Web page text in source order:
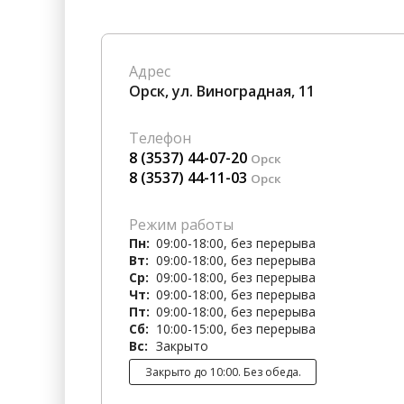
Бытовые услуги Курьерская служба,
Адрес
Орск, ул. Виноградная, 11
Телефон
8 (3537) 44-07-20 Орск
8 (3537) 44-11-03 Орск
Режим работы
Пн: 09:00-18:00, без перерыва
Вт: 09:00-18:00, без перерыва
Ср: 09:00-18:00, без перерыва
Чт: 09:00-18:00, без перерыва
Пт: 09:00-18:00, без перерыва
Сб: 10:00-15:00, без перерыва
Вс: Закрыто
Закрыто до 10:00. Без обеда.